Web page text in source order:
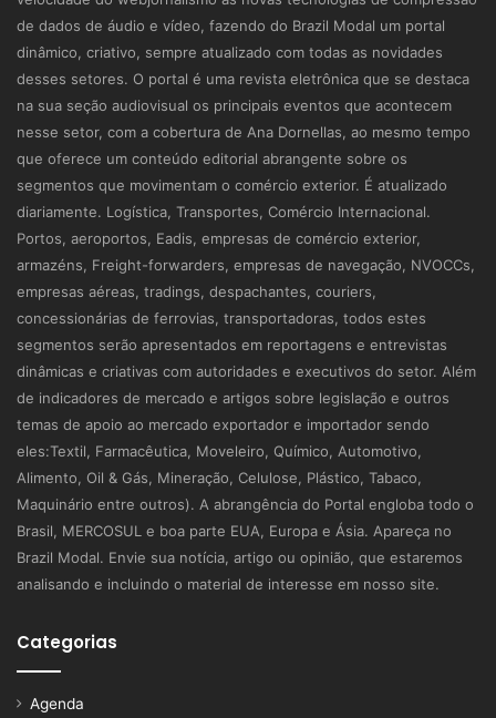
de dados de áudio e vídeo, fazendo do Brazil Modal um portal
dinâmico, criativo, sempre atualizado com todas as novidades
desses setores. O portal é uma revista eletrônica que se destaca
na sua seção audiovisual os principais eventos que acontecem
nesse setor, com a cobertura de Ana Dornellas, ao mesmo tempo
que oferece um conteúdo editorial abrangente sobre os
segmentos que movimentam o comércio exterior. É atualizado
diariamente. Logística, Transportes, Comércio Internacional.
Portos, aeroportos, Eadis, empresas de comércio exterior,
armazéns, Freight-forwarders, empresas de navegação, NVOCCs,
empresas aéreas, tradings, despachantes, couriers,
concessionárias de ferrovias, transportadoras, todos estes
segmentos serão apresentados em reportagens e entrevistas
dinâmicas e criativas com autoridades e executivos do setor. Além
de indicadores de mercado e artigos sobre legislação e outros
temas de apoio ao mercado exportador e importador sendo
eles:Textil, Farmacêutica, Moveleiro, Químico, Automotivo,
Alimento, Oil & Gás, Mineração, Celulose, Plástico, Tabaco,
Maquinário entre outros). A abrangência do Portal engloba todo o
Brasil, MERCOSUL e boa parte EUA, Europa e Ásia. Apareça no
Brazil Modal. Envie sua notícia, artigo ou opinião, que estaremos
analisando e incluindo o material de interesse em nosso site.
Categorias
Agenda